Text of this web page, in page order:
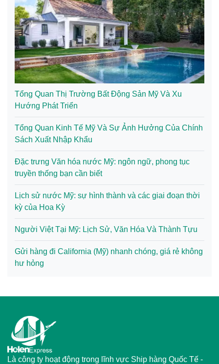
Tổng Quan Thị Trường Bất Động Sản Mỹ Và Xu
Hướng Phát Triển
Tổng Quan Kinh Tế Mỹ Và Sự Ảnh Hưởng Của Chính
Sách Xuất Nhập Khẩu
Đặc trưng Văn hóa nước Mỹ: ngôn ngữ, phong tục
truyền thống bạn cần biết
Lịch sử nước Mỹ: sự hình thành và các giai đoạn thời
kỳ của Hoa Kỳ
Người Việt Tại Mỹ: Lịch Sử, Văn Hóa Và Thành Tựu
Gửi hàng đi California (Mỹ) nhanh chóng, giá rẻ không
hư hỏng
Là công ty hoạt động trong lĩnh vực Ship hàng Quốc Tế -